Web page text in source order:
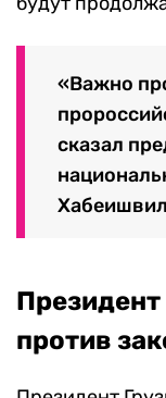
Михаил Егиков /
Как сообщает